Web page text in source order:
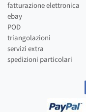
fatturazione elettronica
ebay
POD
triangolazioni
servizi extra
spedizioni particolari